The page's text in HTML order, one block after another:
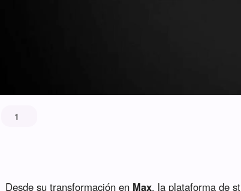
1
Desde su transformación en Max, la plataforma de